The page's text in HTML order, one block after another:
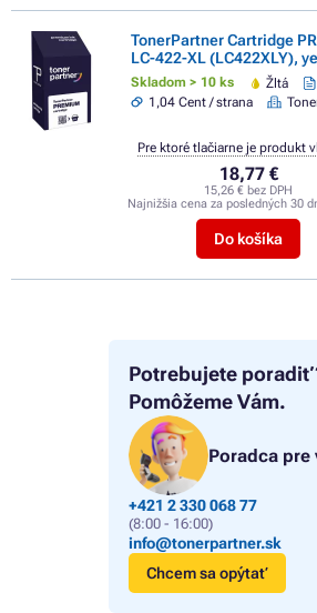
Potrebujete
Pomôžeme Vám.
Poradca pre
+421 2 330 068 77
(8:00 - 16:00)
info@tonerpartner.sk
Chcem sa opýtať
TonerPartner Cartridge
LC-422-XL (LC422XLY),
Skladom > 10 ks Žltá
1,04 Cent / strana
18,77 €
15,26 € bez DPH
Najnižšia cena za posledných 30
Do košíka
Pre ktoré tlačiarne je produkt